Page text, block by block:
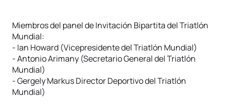
Miembros del panel de Invitación Bipartita del Triatlón
Mundial:
- Ian Howard (Vicepresidente del Triatlón Mundial)
- Antonio Arimany (Secretario General del Triatlón
Mundial)
- Gergely Markus Director Deportivo del Triatlón
Mundial)